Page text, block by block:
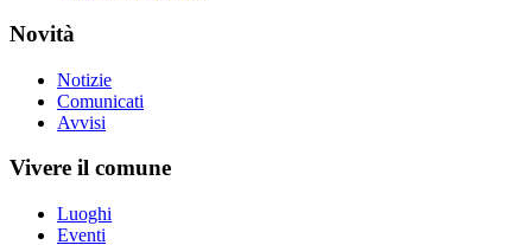
Novità
Notizie
Comunicati
Avvisi
Vivere il comune
Luoghi
Eventi